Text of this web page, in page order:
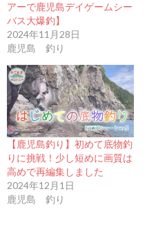
アーで鹿児島デイゲームシー
バス大爆釣】
2024年11月28日
鹿児島 釣り
【鹿児島釣り】初めて底物釣
りに挑戦！少し短めに画質は
高めで再編集しました
2024年12月1日
鹿児島 釣り